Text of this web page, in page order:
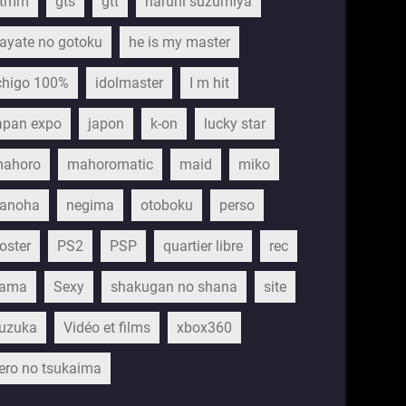
no gotoku he is my master
100% idolmaster I m hit
expo japon k-on lucky star
mahoromatic maid miko
negima otoboku perso
PS2 PSP quartier libre rec
Sexy shakugan no shana site
Vidéo et films xbox360
no tsukaima